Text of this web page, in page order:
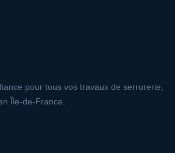
pour tous vos travaux de serrurerie,
Île-de-France.